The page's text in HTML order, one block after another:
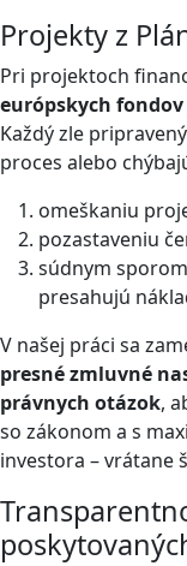
Projekty z
Pri projektoch
európskych fondov
Každý zle
proces alebo
omeškaniu
pozastaveniu
súdnym
presahujú
V našej práci sa
presné zmluvné
právnych otázok,
so zákonom a s
investora – vrátane